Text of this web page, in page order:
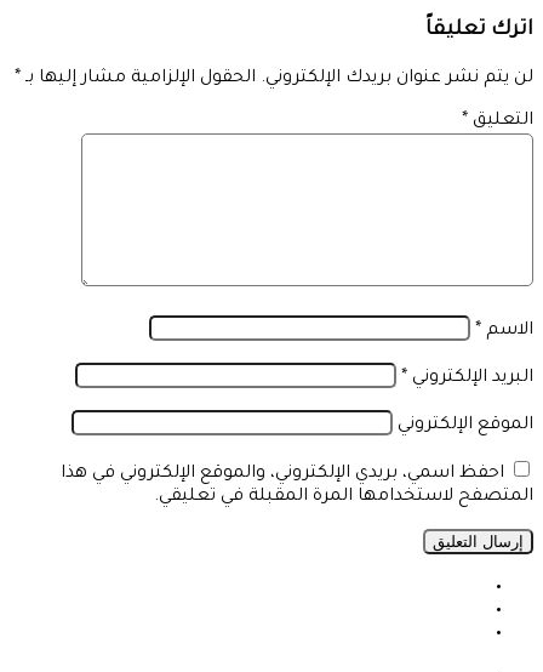
اترك تعليقاً
لن يتم نشر عنوان بريدك الإلكتروني. الحقول الإلزامية مشار إليها بـ *
التعليق *
الاسم *
البريد الإلكتروني *
الموقع الإلكتروني
احفظ اسمي، بريدي الإلكتروني، والموقع الإلكتروني في هذا
المتصفح لاستخدامها المرة المقبلة في تعليقي.